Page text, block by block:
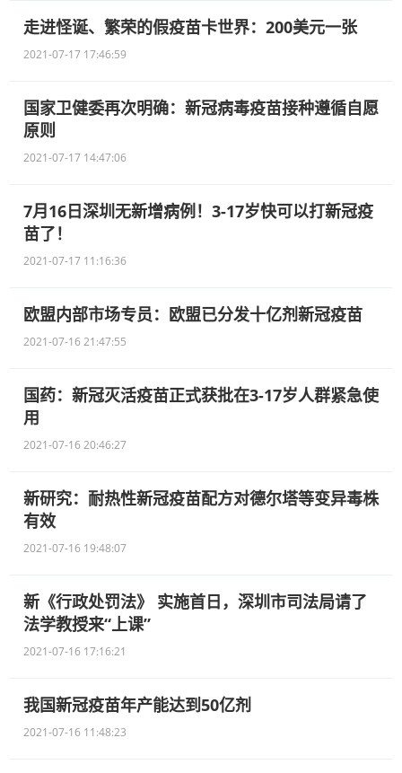
走进怪诞、繁荣的假疫苗卡世界：200美元一张
2021-07-17 17:46:59
国家卫健委再次明确：新冠病毒疫苗接种遵循自愿
原则
2021-07-17 14:47:06
7月16日深圳无新增病例！3-17岁快可以打新冠疫
苗了！
2021-07-17 11:16:36
欧盟内部市场专员：欧盟已分发十亿剂新冠疫苗
2021-07-16 21:47:55
国药：新冠灭活疫苗正式获批在3-17岁人群紧急使
用
2021-07-16 20:46:27
新研究：耐热性新冠疫苗配方对德尔塔等变异毒株
有效
2021-07-16 19:48:07
新《行政处罚法》 实施首日，深圳市司法局请了
法学教授来“上课”
2021-07-16 17:16:21
我国新冠疫苗年产能达到50亿剂
2021-07-16 11:48:23